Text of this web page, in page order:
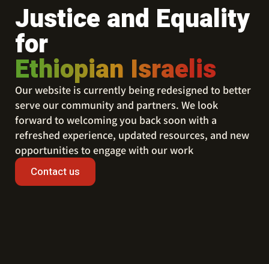
Justice and Equality
for
Ethiopian Israelis
Our website is currently being redesigned to better
serve our community and partners. We look
forward to welcoming you back soon with a
refreshed experience, updated resources, and new
opportunities to engage with our work
Contact us